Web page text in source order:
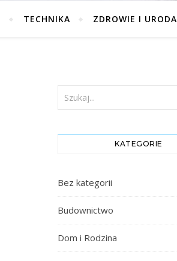
TECHNIKA ZDROWIE I URODA
KATEGORIE
Bez kategorii
Budownictwo
Dom i Rodzina